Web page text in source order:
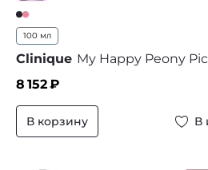
100 мл
Clinique My Happy Peony
8 152₽
В корзину В